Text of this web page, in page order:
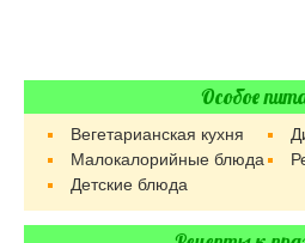
Особое
Вегетарианская кухня
Малокалорийные блюда
Детские блюда